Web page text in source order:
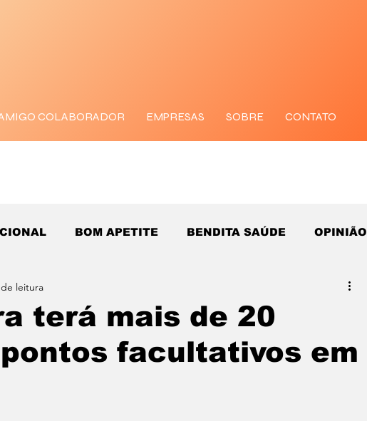
COLABORADOR EMPRESAS SOBRE CONTATO
BOM APETITE BENDITA SAÚDE OPINIÃO
terá mais de 20
facultativos em
leitura